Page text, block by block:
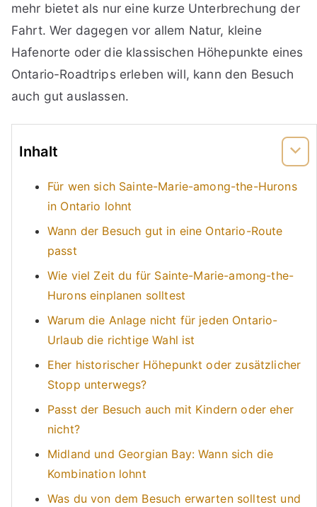
mehr bietet als nur eine kurze Unterbrechung der
Fahrt. Wer dagegen vor allem Natur, kleine
Hafenorte oder die klassischen Höhepunkte eines
Ontario-Roadtrips erleben will, kann den Besuch
auch gut auslassen.
Inhalt
Für wen sich Sainte-Marie-among-the-Hurons
in Ontario lohnt
Wann der Besuch gut in eine Ontario-Route
passt
Wie viel Zeit du für Sainte-Marie-among-the-
Hurons einplanen solltest
Warum die Anlage nicht für jeden Ontario-
Urlaub die richtige Wahl ist
Eher historischer Höhepunkt oder zusätzlicher
Stopp unterwegs?
Passt der Besuch auch mit Kindern oder eher
nicht?
Midland und Georgian Bay: Wann sich die
Kombination lohnt
Was du von dem Besuch erwarten solltest und